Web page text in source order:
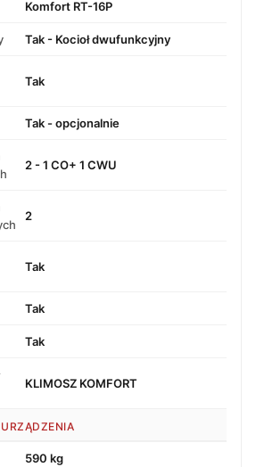
Komfort RT-16P
Tak - Kocioł dwufunkcyjny
Tak
Tak - opcjonalnie
2 - 1 CO+ 1 CWU
2
Tak
Tak
Tak
KLIMOSZ KOMFORT
590 kg